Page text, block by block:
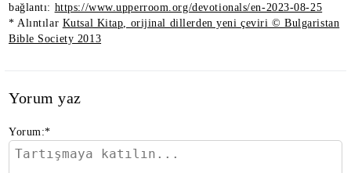
bağlantı: https://www.upperroom.org/devotionals/en-2023-08-25
* Alıntılar Kutsal Kitap, orijinal dillerden yeni çeviri © Bulgaristan
Bible Society 2013
Yorum yaz
Yorum:*